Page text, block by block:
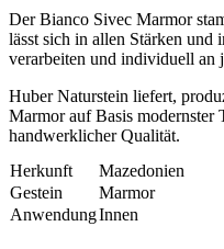
Der Bianco Sivec Marmor
lässt sich in allen Stärken und
verarbeiten und individuell an
Huber Naturstein liefert,
Marmor auf Basis modernster
handwerklicher Qualität.
Herkunft
Mazedonien
Gestein
Marmor
AnwendungInnen